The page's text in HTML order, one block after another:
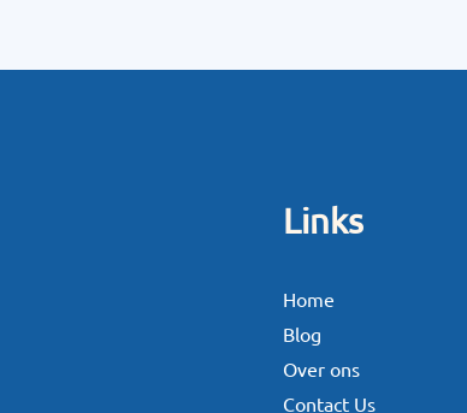
Links
Home
Blog
Over ons
Contact Us